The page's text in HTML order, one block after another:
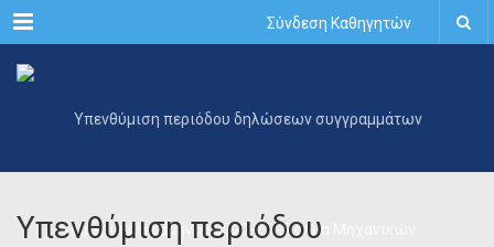
Menu Σύνδεση Καθηγητών
Υπενθύμιση περιόδου